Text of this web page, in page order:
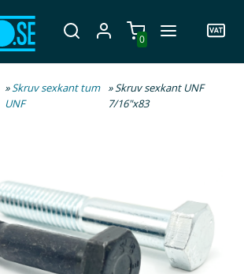
0
»Skruv sexkant tum
UNF
» Skruv sexkant UNF
7/16"x83